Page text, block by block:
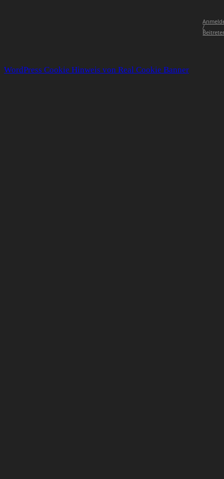
/
WordPress Cookie Hinweis von Real Cookie Banner